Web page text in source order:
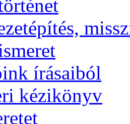
írásaiból
kézikönyv